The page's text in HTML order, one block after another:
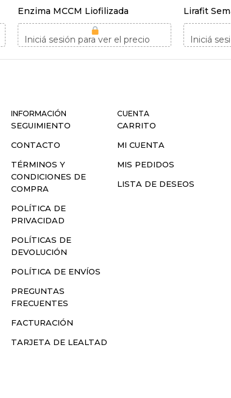
Enzima MCCM Liofilizada
Iniciá sesión para ver el precio
Lirafit
Iniciá
INFORMACIÓN
SEGUIMIENTO
CONTACTO
TÉRMINOS Y
CONDICIONES DE
COMPRA
POLÍTICA DE
PRIVACIDAD
POLÍTICAS DE
DEVOLUCIÓN
POLÍTICA DE ENVÍOS
PREGUNTAS
FRECUENTES
FACTURACIÓN
TARJETA DE LEALTAD
CUENTA
CARRITO
MI CUENTA
MIS PEDIDOS
LISTA DE DESEOS